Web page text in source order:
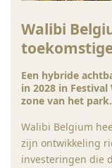
Walibi
Een hybride
in 2028 in
zone van het park.
Walibi Belgium
zijn ontwikkeling
investeringen die